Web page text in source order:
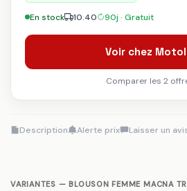
En stock 10.40 90j · Gratuit
Voir chez
Comparer les 2
Description Alerte prix Laisser un
VARIANTES — BLOUSON FEMME MACNA